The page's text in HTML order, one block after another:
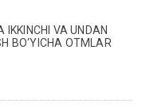
VA UNDAN
BO‘YICHA OTMLAR